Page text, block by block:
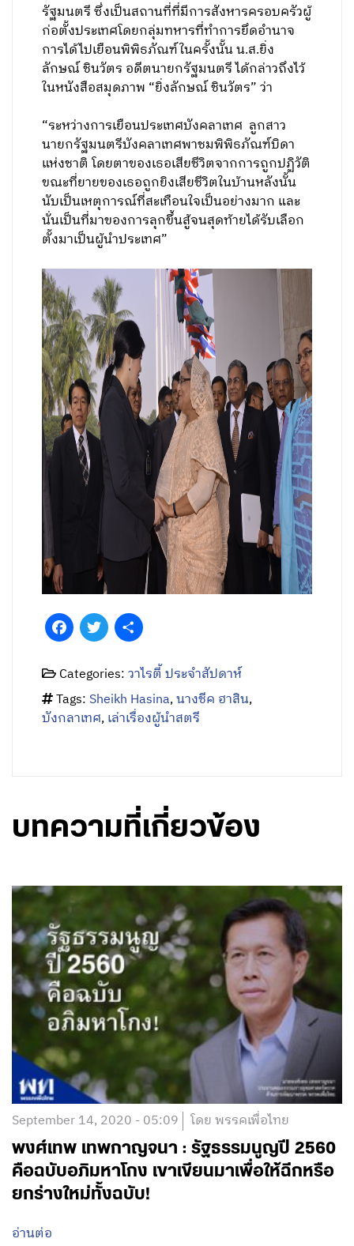
รัฐมนตรี ซึ่งเป็นสถานที่ที่มีการสังหารครอบครัวผู้
ก่อตั้งประเทศโดยกลุ่มทหารที่ทำการยึดอำนาจ
การได้ไปเยือนพิพิธภัณฑ์ในครั้งนั้น น.ส.ยิ่ง
ลักษณ์ ชินวัตร อดีตนายกรัฐมนตรี ได้กล่าวถึงไว้
ในหนังสือสมุดภาพ “ยิ่งลักษณ์ ชินวัตร” ว่า
“ระหว่างการเยือนประเทศบังคลาเทศ ลูกสาว
นายกรัฐมนตรีบังคลาเทศพาชมพิพิธภัณฑ์บิดา
แห่งชาติ โดยตาของเธอเสียชีวิตจากการถูกปฏิวัติ
ขณะที่ยายของเธอถูกยิงเสียชีวิตในบ้านหลังนั้น
นับเป็นเหตุการณ์ที่สะเทือนใจเป็นอย่างมาก และ
นั่นเป็นที่มาของการลุกขึ้นสู้จนสุดท้ายได้รับเลือก
ตั้งมาเป็นผู้นำประเทศ”
FacebookTwitter
Categories:วาไรตี้ ประจำสัปดาห์
Tags: Sheikh Hasina,นางชีค ฮาสิน,
บังกลาเทศ,เล่าเรื่องผู้นำสตรี
บทความที่เกี่ยวข้อง
September 14, 2020 - 05:09 โดย พรรคเพื่อไทย
พงศ์เทพ เทพกาญจนา : รัฐธรรมนูญปี 2560
คือฉบับอภิมหาโกง เขาเขียนมาเพื่อให้ฉีกหรือ
ยกร่างใหม่ทั้งฉบับ!
อ่านต่อ